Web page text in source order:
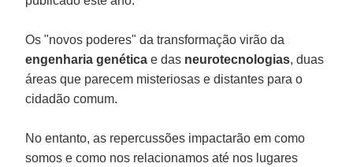
Os "novos poderes" da transformação virão da
engenharia genética e das neurotecnologias, duas
áreas que parecem misteriosas e distantes para o
cidadão comum.
No entanto, as repercussões impactarão em como
somos e como nos relacionamos até nos lugares